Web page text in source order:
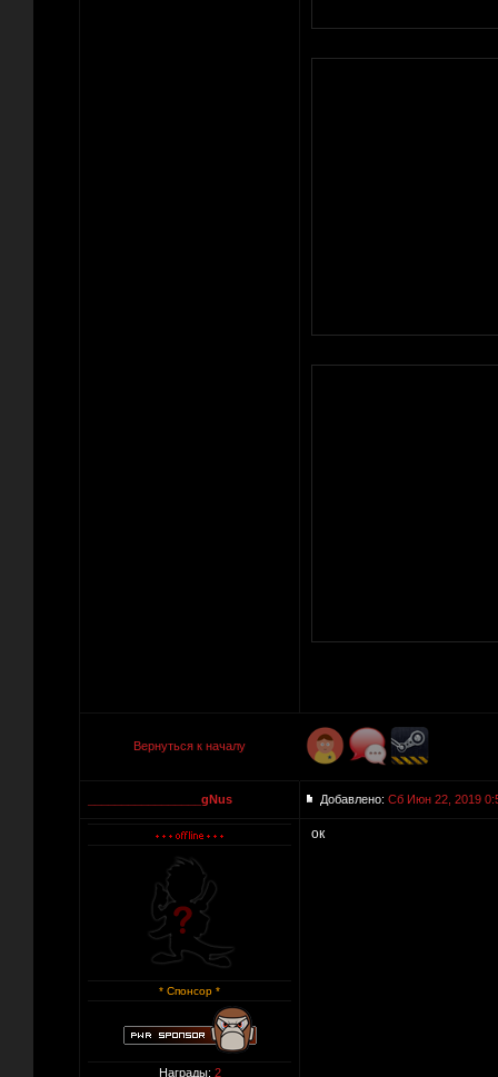
Вернуться к началу
_________________gNus Добавлено: Сб Июн 22, 2019
* Спонсор *
Награды: 2
ок